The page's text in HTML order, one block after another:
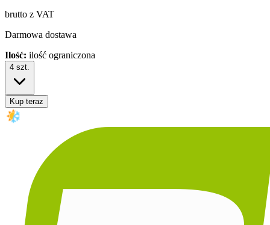
brutto z VAT
Darmowa dostawa
Ilość: ilość ograniczona
4 szt.
Kup teraz